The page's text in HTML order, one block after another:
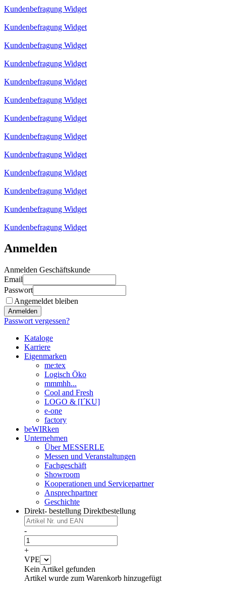
Kundenbefragung Widget
Kundenbefragung Widget
Kundenbefragung Widget
Kundenbefragung Widget
Kundenbefragung Widget
Kundenbefragung Widget
Kundenbefragung Widget
Kundenbefragung Widget
Kundenbefragung Widget
Kundenbefragung Widget
Kundenbefragung Widget
Kundenbefragung Widget
Kundenbefragung Widget
Anmelden
Anmelden Geschäftskunde
Email
Passwort
Angemeldet bleiben
Anmelden
Passwort vergessen?
Kataloge
Karriere
Eigenmarken
me:tex
Logisch Öko
mmmhh...
Cool and Fresh
LOGO & [I´KU]
e-one
factory
beWIRken
Unternehmen
Über MESSERLE
Messen und Veranstaltungen
Fachgeschäft
Showroom
Kooperationen und Servicepartner
Ansprechpartner
Geschichte
Direkt- bestellung Direktbestellung
-
+
VPE
Kein Artikel gefunden
Artikel wurde zum Warenkorb hinzugefügt